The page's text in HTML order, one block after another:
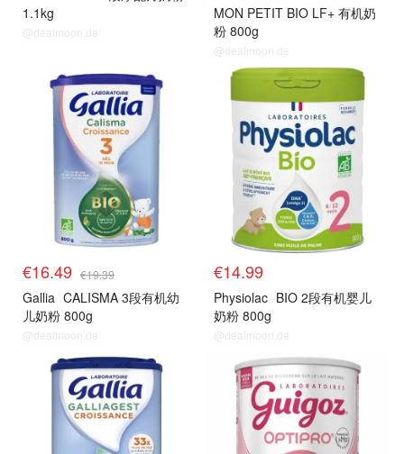
1.1kg
@dealmoon.de
MON PETIT BIO LF+ 有机奶
粉 800g
@dealmoon.de
€16.49 €19.39
Gallia CALISMA 3段有机幼
儿奶粉 800g
@dealmoon.de
€14.99
Physiolac BIO 2段有机婴儿
奶粉 800g
@dealmoon.de